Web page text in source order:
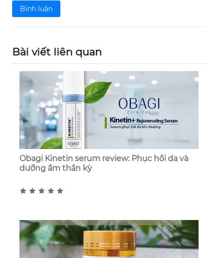
Bình luận
Bài viết liên quan
Obagi Kinetin serum review: Phục hồi da và
dưỡng ẩm thần kỳ